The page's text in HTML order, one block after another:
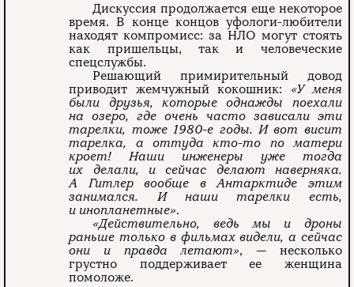
Дискуссия продолжается еще некоторое
время. В конце концов уфологи-любители
находят компромисс: за НЛО могут стоять
как пришельцы, так и человеческие
спецслужбы.
Решающий примирительный довод
приводит жемчужный кокошник: «У меня
были друзья, которые однажды поехали
на озеро, где очень часто зависали эти
тарелки, тоже 1980-е годы. И вот висит
тарелка, а оттуда кто-то по матери
кроет! Наши инженеры уже тогда
их делали, и сейчас делают наверняка.
А Гитлер вообще в Антарктиде этим
занимался. И наши тарелки есть,
и инопланетные».
«Действительно, ведь мы и дроны
раньше только в фильмах видели, а сейчас
они и правда летают», — несколько
грустно поддерживает ее женщина
помоложе.